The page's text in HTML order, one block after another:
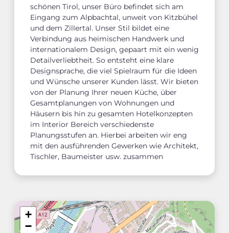
schönen Tirol, unser Büro befindet sich am
Eingang zum Alpbachtal, unweit von Kitzbühel
und dem Zillertal. Unser Stil bildet eine
Verbindung aus heimischen Handwerk und
internationalem Design, gepaart mit ein wenig
Detailverliebtheit. So entsteht eine klare
Designsprache, die viel Spielraum für die Ideen
und Wünsche unserer Kunden lässt. Wir bieten
von der Planung Ihrer neuen Küche, über
Gesamtplanungen von Wohnungen und
Häusern bis hin zu gesamten Hotelkonzepten
im Interior Bereich verschiedenste
Planungsstufen an. Hierbei arbeiten wir eng
mit den ausführenden Gewerken wie Architekt,
Tischler, Baumeister usw. zusammen
+
−